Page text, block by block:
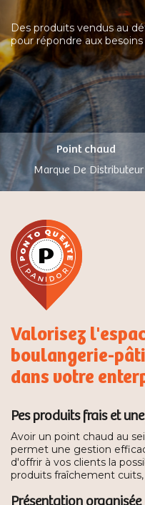
Des produits vendus au
pour répondre aux
Point chaud
Marque De Distributeur
Valorisez
boulangerie-
dans votre
Pes produits frais et
Avoir un point chaud au
permet une gestion
d'offrir à vos clients la
produits fraîchement